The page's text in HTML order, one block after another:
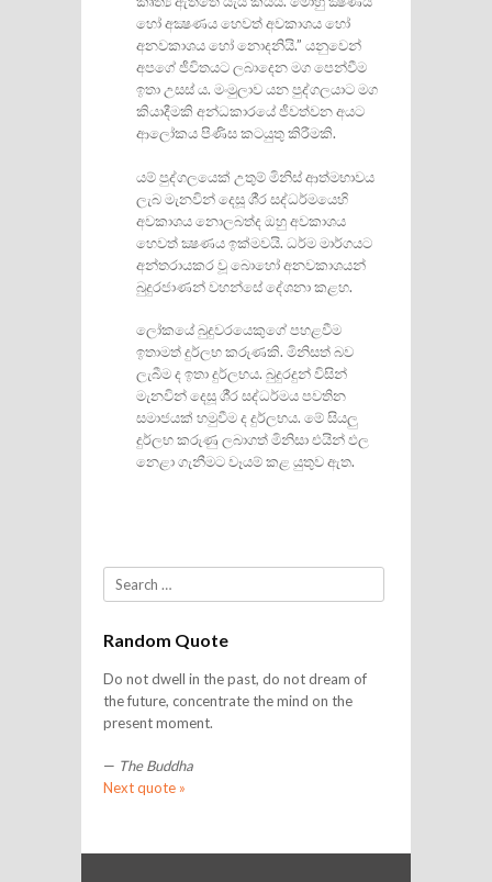
හෝ අක්‍ෂණය හෙවත් අවකාශය හෝ
අනවකාශය හෝ නොදනියි.” යනුවෙන්
අපගේ ජීවිතයට ලබාදෙන මග පෙන්වීම
ඉතා උසස් ය. මංමුලාව යන පුද්ගලයාට මග
කියාදීමකි අන්ධකාරයේ ජීවත්වන අයට
ආලෝකය පිණිස කටයුතු කිරීමකි.
යම් පුද්ගලයෙක් උතුම් මිනිස් ආත්මභාවය
ලැබ මැනවින් දෙසූ ශී‍්‍ර සද්ධර්මයෙහි
අවකාශය නොලබත්ද ඔහු අවකාශය
හෙවත් ක්‍ෂණය ඉක්මවයි. ධර්ම මාර්ගයට
අන්තරායකර වූ බොහෝ අනවකාශයන්
බුදුරජාණන් වහන්සේ දේශනා කළහ.
ලෝකයේ බුදුවරයෙකුගේ පහළවීම
ඉතාමත් දුර්ලභ කරුණකි. මිනිසත් බව
ලැබීම ද ඉතා දුර්ලභය. බුදුරදුන් විසින්
මැනවින් දෙසූ ශී‍්‍ර සද්ධර්මය පවතින
සමාජයක් හමුවීම ද දුර්ලභය. මේ සියලු
දුර්ලභ කරුණු ලබාගත් මිනිසා එයින් ඵල
නෙළා ගැනීමට වෑයම් කළ යුතුව ඇත.
Search
Random Quote
Do not dwell in the past, do not dream of
the future, concentrate the mind on the
present moment.
— The Buddha
Next quote »